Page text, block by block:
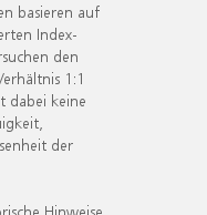
basieren auf
Index-
den
1:1
dabei keine
der